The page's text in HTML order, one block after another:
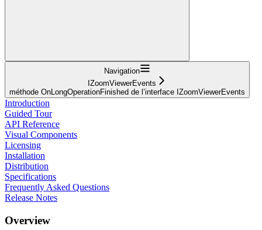
Navigation
IZoomViewerEvents
méthode OnLongOperationFinished de l’interface IZoomViewerEvents
Introduction
Guided Tour
API Reference
Visual Components
Licensing
Installation
Distribution
Specifications
Frequently Asked Questions
Release Notes
Overview